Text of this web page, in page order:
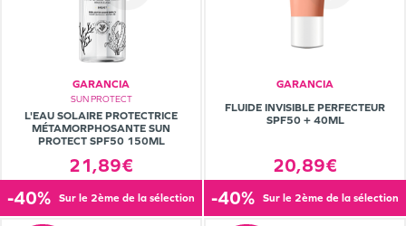
GARANCIA
SUN PROTECT
L'EAU SOLAIRE PROTECTRICE
MÉTAMORPHOSANTE SUN
PROTECT SPF50 150ML
21,89€
-40% sur le 2ème de la sélection
GARANCIA
FLUIDE INVISIBLE PERFECTEUR
SPF50 + 40ML
20,89€
-40% sur le 2ème de la sélection